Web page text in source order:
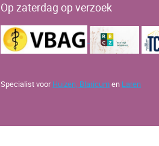
Op zaterdag op verzoek
Specialist voor Huizen, Blaricumen Laren